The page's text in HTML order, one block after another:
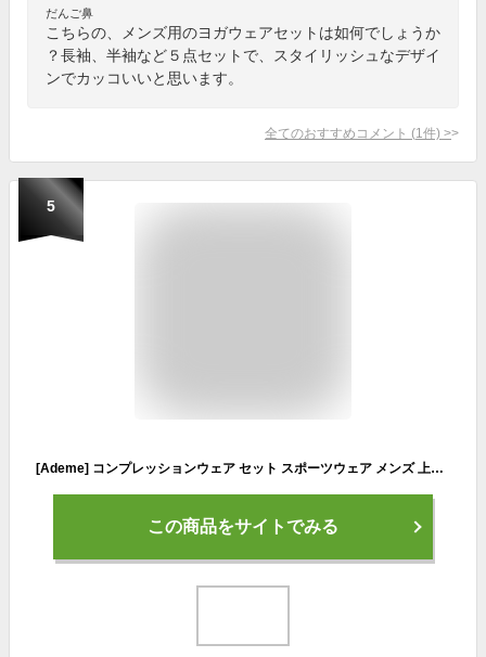
だんご鼻
こちらの、メンズ用のヨガウェアセットは如何でしょうか
？長袖、半袖など５点セットで、スタイリッシュなデザイ
ンでカッコいいと思います。
全てのおすすめコメント (1 件) >
5
[Ademe] コンプレッションウェア セット スポーツウェア メンズ 上下 4点 セット トレーニング ランニング ジム フィットネス 吸汗 速乾
この商品をサイトでみる